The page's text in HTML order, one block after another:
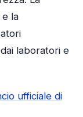
la
laboratori e
ufficiale di